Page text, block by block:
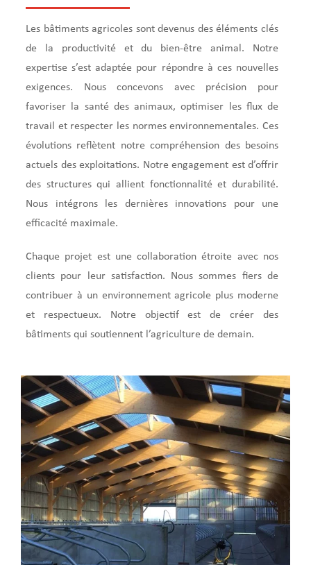
Les bâtiments agricoles sont devenus des éléments clés
de la productivité et du bien-être animal. Notre
expertise s’est adaptée pour répondre à ces nouvelles
exigences. Nous concevons avec précision pour
favoriser la santé des animaux, optimiser les flux de
travail et respecter les normes environnementales. Ces
évolutions reflètent notre compréhension des besoins
actuels des exploitations. Notre engagement est d’offrir
des structures qui allient fonctionnalité et durabilité.
Nous intégrons les dernières innovations pour une
efficacité maximale.
Chaque projet est une collaboration étroite avec nos
clients pour leur satisfaction. Nous sommes fiers de
contribuer à un environnement agricole plus moderne
et respectueux. Notre objectif est de créer des
bâtiments qui soutiennent l’agriculture de demain.